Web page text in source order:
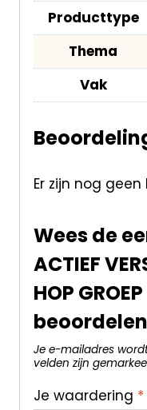
Producttype
Thema
Vak
Er zijn nog
Wees de
ACTIEF
HOP
beoordelen
Je e-mailadres
velden zijn
Je waardering *